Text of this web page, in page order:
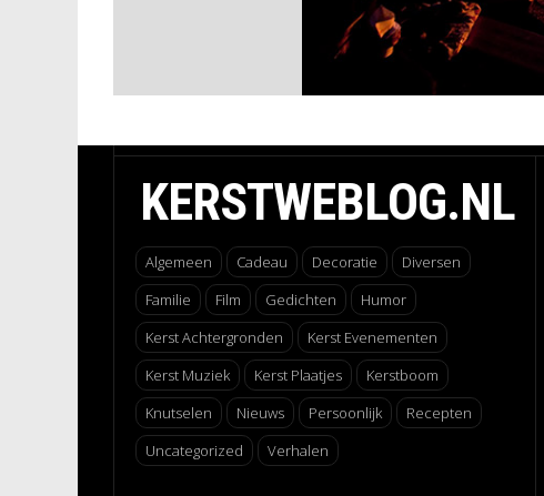
KERSTWEBLOG.NL
Algemeen Cadeau Decoratie
Diversen
Familie
Film Gedichten
Humor
Kerst Achtergronden
Kerst Evenementen
Kerst Muziek
Kerst Plaatjes
Kerstboom
Knutselen
Nieuws Persoonlijk
Recepten
Uncategorized
Verhalen